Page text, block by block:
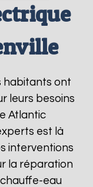
habitants ont
leurs besoins
Atlantic
est là
interventions
la réparation
eau